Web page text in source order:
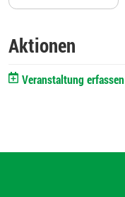
Aktionen
Veranstaltung erfassen